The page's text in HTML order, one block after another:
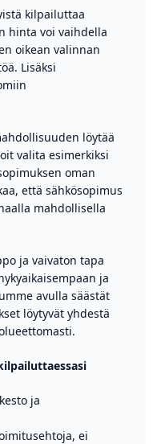
kilpailuttaa
hinta voi vaihdella
oikean valinnan
Lisäksi
löytää
valita esimerkiksi
oman
että sähkösopimus
mahdollisella
ja vaivaton tapa
ja
avulla säästät
löytyvät yhdestä
ja
ei